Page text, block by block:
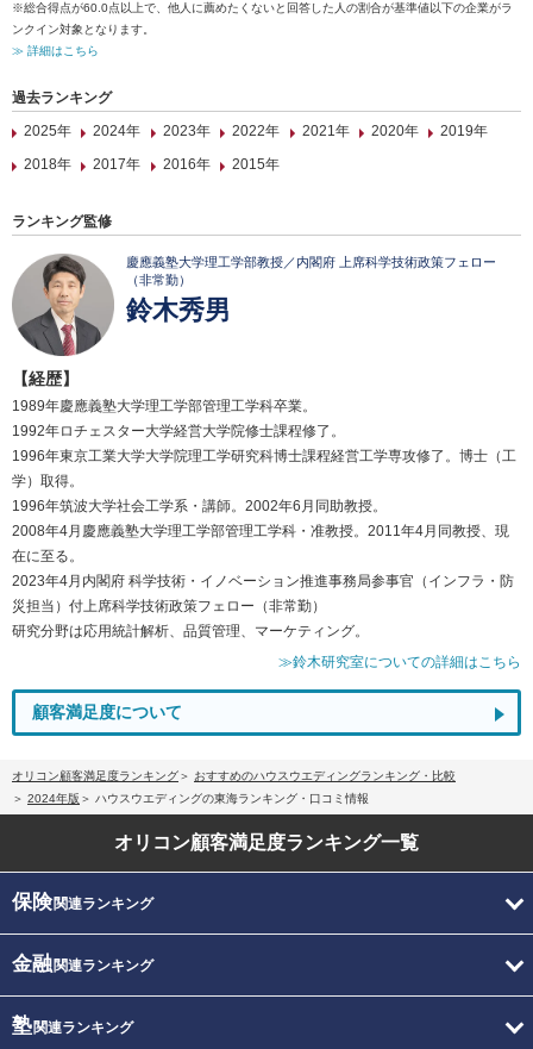
※総合得点が60.0点以上で、他人に薦めたくないと回答した人の割合が基準値以下の企業がラ
ンクイン対象となります。
≫ 詳細はこちら
過去ランキング
2025年
2024年 2023年 2022年 2021年 2020年
2019年
2018年
2017年 2016年 2015年
ランキング監修
慶應義塾大学理工学部教授／内閣府 上席科学技術政策フェロー
（非常勤）
鈴木秀男
【経歴】
1989年慶應義塾大学理工学部管理工学科卒業。
1992年ロチェスター大学経営大学院修士課程修了。
1996年東京工業大学大学院理工学研究科博士課程経営工学専攻修了。博士（工
学）取得。
1996年筑波大学社会工学系・講師。2002年6月同助教授。
2008年4月慶應義塾大学理工学部管理工学科・准教授。2011年4月同教授、現
在に至る。
2023年4月内閣府 科学技術・イノベーション推進事務局参事官（インフラ・防
災担当）付上席科学技術政策フェロー（非常勤）
研究分野は応用統計解析、品質管理、マーケティング。
≫鈴木研究室についての詳細はこちら
顧客満足度について
オリコン顧客満足度ランキング
おすすめのハウスウエディングランキング・比較
2024年版
ハウスウエディングの東海ランキング・口コミ情報
オリコン顧客満足度ランキング一覧
保険関連ランキング
金融関連ランキング
塾関連ランキング